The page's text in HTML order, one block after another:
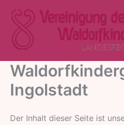
Inhalt
springen
Ingolstadt
Der Inhalt dieser Seite ist